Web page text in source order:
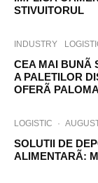
STIVUITORUL
INDUSTRY
CEA MAI BUNÃ
A PALETILOR
OFERÃ
LOGISTIC ·
SOLUTII DE
ALIMENTARÃ: